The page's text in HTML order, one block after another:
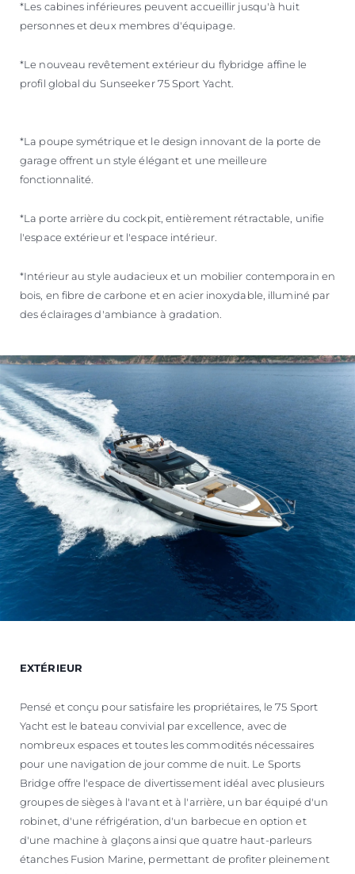
*Les cabines inférieures peuvent accueillir jusqu'à huit
personnes et deux membres d'équipage.
*Le nouveau revêtement extérieur du flybridge affine le
profil global du Sunseeker 75 Sport Yacht.
*La poupe symétrique et le design innovant de la porte de
garage offrent un style élégant et une meilleure
fonctionnalité.
*La porte arrière du cockpit, entièrement rétractable, unifie
l'espace extérieur et l'espace intérieur.
*Intérieur au style audacieux et un mobilier contemporain en
bois, en fibre de carbone et en acier inoxydable, illuminé par
des éclairages d'ambiance à gradation.
EXTÉRIEUR
Pensé et conçu pour satisfaire les propriétaires, le 75 Sport
Yacht est le bateau convivial par excellence, avec de
nombreux espaces et toutes les commodités nécessaires
pour une navigation de jour comme de nuit. Le Sports
Bridge offre l'espace de divertissement idéal avec plusieurs
groupes de sièges à l'avant et à l'arrière, un bar équipé d'un
robinet, d'une réfrigération, d'un barbecue en option et
d'une machine à glaçons ainsi que quatre haut-parleurs
étanches Fusion Marine, permettant de profiter pleinement